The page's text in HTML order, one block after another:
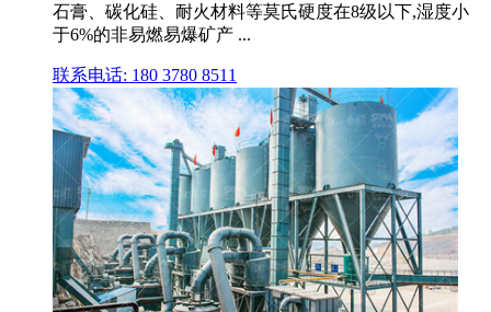
石膏、碳化硅、耐火材料等莫氏硬度在8级以下,湿度小
于6%的非易燃易爆矿产 ...
联系电话: 180 3780 8511